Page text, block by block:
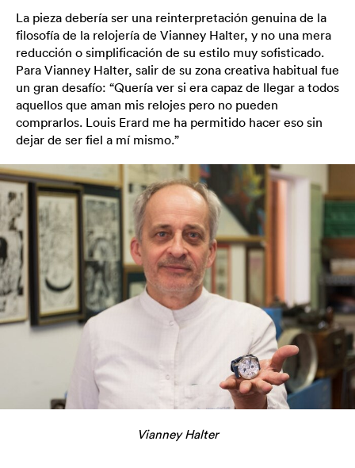
La pieza debería ser una reinterpretación genuina de la
filosofía de la relojería de Vianney Halter, y no una mera
reducción o simplificación de su estilo muy sofisticado.
Para Vianney Halter, salir de su zona creativa habitual fue
un gran desafío: “Quería ver si era capaz de llegar a todos
aquellos que aman mis relojes pero no pueden
comprarlos. Louis Erard me ha permitido hacer eso sin
dejar de ser fiel a mí mismo.”
Vianney Halter